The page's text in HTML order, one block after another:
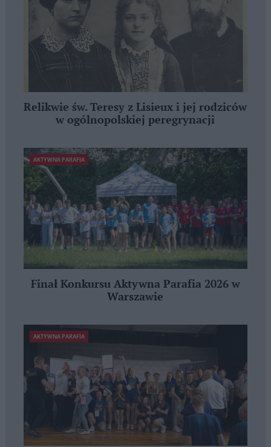
Relikwie św. Teresy z Lisieux i jej rodziców
w ogólnopolskiej peregrynacji
AKTYWNA PARAFIA
Finał Konkursu Aktywna Parafia 2026 w
Warszawie
AKTYWNA PARAFIA